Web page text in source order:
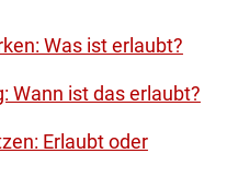
Was ist erlaubt?
Wann ist das erlaubt?
Erlaubt oder